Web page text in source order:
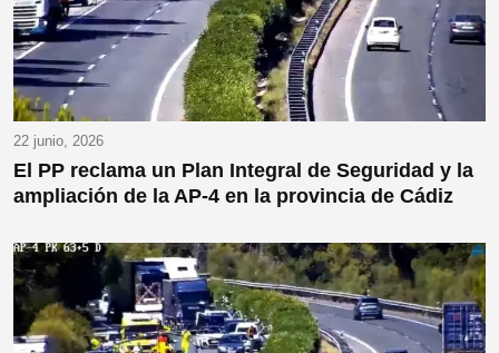
22 junio, 2026
El PP reclama un Plan Integral de Seguridad y la
ampliación de la AP-4 en la provincia de Cádiz